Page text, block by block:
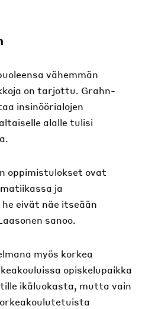
vähemmän
on tarjottu. Grahn-
insinöörialojen
alalle tulisi
oppimistulokset ovat
ja
eivät näe itseään
sanoo.
myös korkea
opiskelupaikka
ikäluokasta, mutta vain